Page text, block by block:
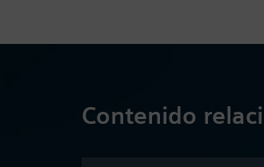
Contenido